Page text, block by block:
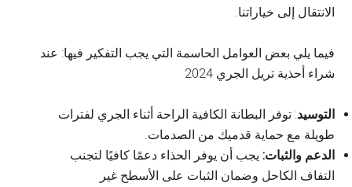
الانتقال إلى خياراتنا.
فيما يلي بعض العوامل الحاسمة التي يجب التفكير فيها: عند
شراء أحذية تريل الجري 2024
التوسيد: توفر البطانة الكافية الراحة أثناء الجري لفترات
طويلة مع حماية قدميك من الصدمات.
الدعم والثبات: يجب أن يوفر الحذاء دعمًا كافيًا لتجنب
التفاف الكاحل وضمان الثبات على الأسطح غير